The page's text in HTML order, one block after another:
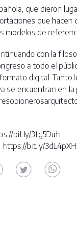
que dieron
que hacen
modelos de
con la
a todo el
digital. Tanto
se encuentran en
bit.ly/3fg5Duh
https://bit.ly/3dL4pXH